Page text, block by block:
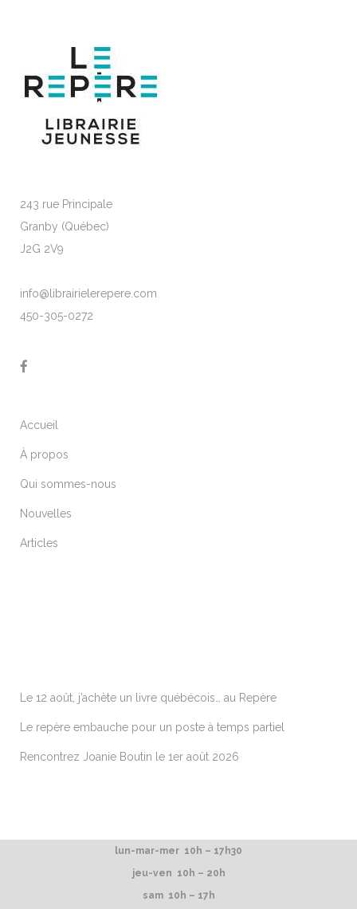
243 rue Principale
Granby (Québec)
J2G 2V9
info@librairielerepere.com
450-305-0272
Accueil
À propos
Qui sommes-nous
Nouvelles
Articles
Le 12 août, j’achète un livre québécois… au Repère
Le repère embauche pour un poste à temps partiel
Rencontrez Joanie Boutin le 1er août 2026
lun-mar-mer 10h – 17h30
jeu-ven 10h – 20h
sam 10h – 17h